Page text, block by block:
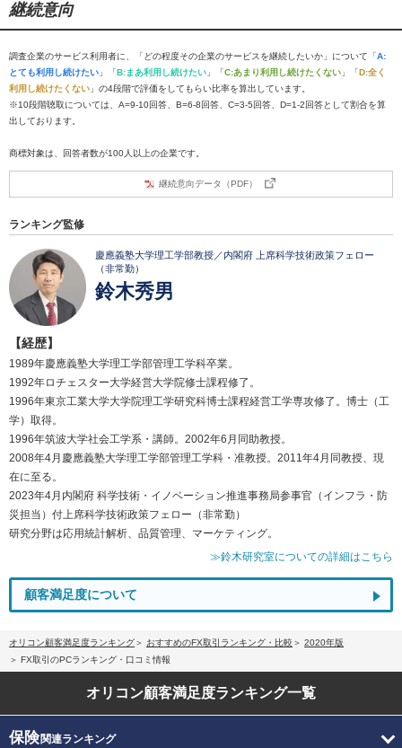
継続意向
調査企業のサービス利用者に、「どの程度その企業のサービスを継続したいか」について「A:
とても利用し続けたい 」「B:まあ利用し続けたい 」「C:あまり利用し続けたくない 」「D:全く
利用し続けたくない 」の4段階で評価をしてもらい比率を算出しています。
※10段階聴取については、A=9-10回答、B=6-8回答、C=3-5回答、D=1-2回答として割合を算
出しております。
商標対象は、回答者数が100人以上の企業です。
継続意向データ（PDF）
ランキング監修
慶應義塾大学理工学部教授／内閣府 上席科学技術政策フェロー
（非常勤）
鈴木秀男
【経歴】
1989年慶應義塾大学理工学部管理工学科卒業。
1992年ロチェスター大学経営大学院修士課程修了。
1996年東京工業大学大学院理工学研究科博士課程経営工学専攻修了。博士（工
学）取得。
1996年筑波大学社会工学系・講師。2002年6月同助教授。
2008年4月慶應義塾大学理工学部管理工学科・准教授。2011年4月同教授、現
在に至る。
2023年4月内閣府 科学技術・イノベーション推進事務局参事官（インフラ・防
災担当）付上席科学技術政策フェロー（非常勤）
研究分野は応用統計解析、品質管理、マーケティング。
≫鈴木研究室についての詳細はこちら
顧客満足度について
オリコン顧客満足度ランキング おすすめのFX取引ランキング・比較
2020年版
FX取引のPCランキング・口コミ情報
オリコン顧客満足度ランキング一覧
保険関連ランキング